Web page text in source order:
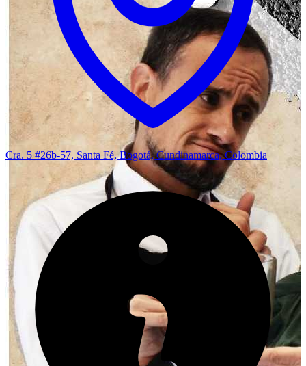
Cra. 5 #26b-57, Santa Fé, Bogotá, Cundinamarca, Colombia